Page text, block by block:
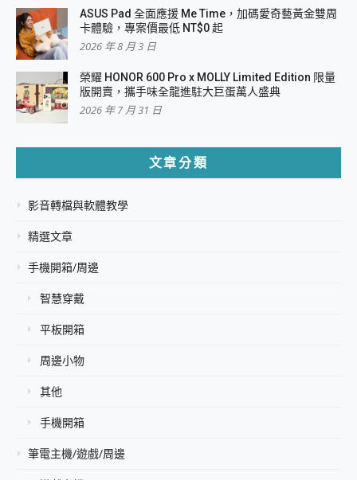
ASUS Pad 全面應援 Me Time，加碼愛奇藝黃金雙周
卡體驗，專案價最低 NT$0 起
2026 年 8 月 3 日
榮耀 HONOR 600 Pro x MOLLY Limited Edition 限量
版開賣，攜手味全龍進駐大巨蛋萬人盛典
2026 年 7 月 31 日
文章分類
影音轉檔與軟體教學
精選文章
手機開箱/周邊
智慧穿戴
平板開箱
周邊小物
其他
手機開箱
筆電主機/遊戲/周邊